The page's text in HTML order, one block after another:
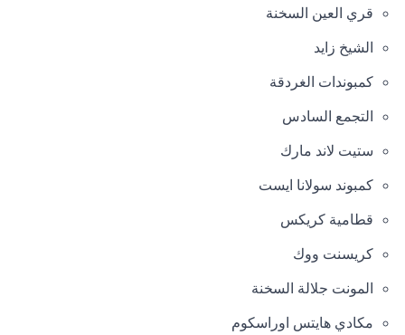
قري العين السخنة
الشيخ زايد
كمبوندات الغردقة
التجمع السادس
ستيت لاند مارك
كمبوند سولانا ايست
قطامية كريكس
كريسنت ووك
المونت جلالة السخنة
مكادي هايتس اوراسكوم